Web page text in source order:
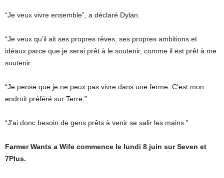
“Je veux vivre ensemble”, a déclaré Dylan.
“Je veux qu’il ait ses propres rêves, ses propres ambitions et
idéaux parce que je serai prêt à le soutenir, comme il est prêt à me
soutenir.
“Je pense que je ne peux pas vivre dans une ferme. C’est mon
endroit préféré sur Terre.”
“J’ai donc besoin de gens prêts à venir se salir les mains.”
Farmer Wants a Wife commence le lundi 8 juin sur Seven et
7Plus.